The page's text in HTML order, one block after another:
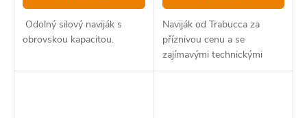
Odolný silový naviják s
obrovskou kapacitou.
Naviják od Trabucca za
příznivou cenu a se
zajímavými technickými
vlastnostmi.